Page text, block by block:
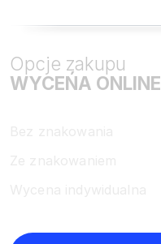
Opcje zakupu
WYCEŃA ONLINE